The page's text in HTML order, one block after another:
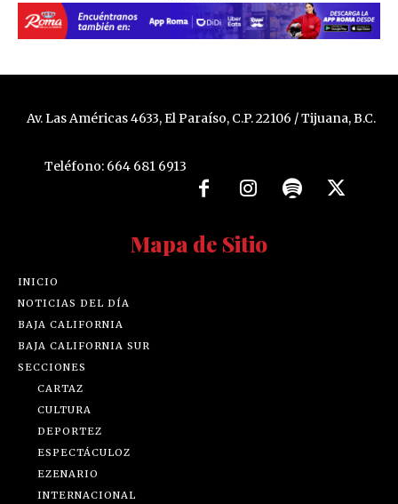
Av. Las Américas 4633, El Paraíso, C.P. 22106 / Tijuana, B.C.
Teléfono: 664 681 6913
Mapa de Sitio
INICIO
NOTICIAS DEL DÍA
BAJA CALIFORNIA
BAJA CALIFORNIA SUR
SECCIONES
CARTAZ
CULTURA
DEPORTEZ
ESPECTÁCULOZ
EZENARIO
INTERNACIONAL